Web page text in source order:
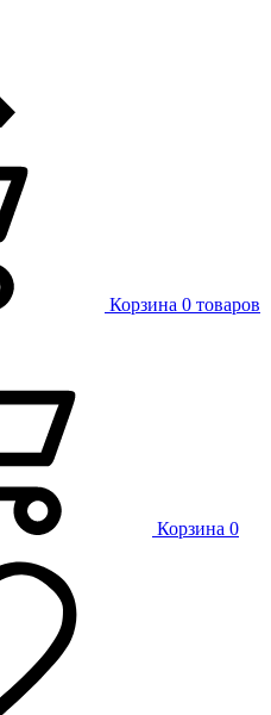
Корзина 0 товаров
Корзина 0